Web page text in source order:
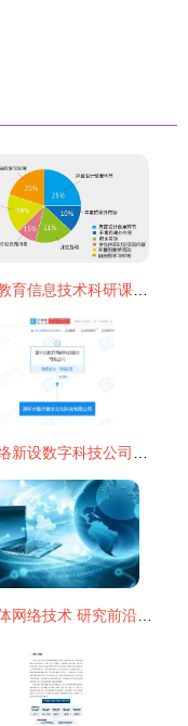
四川省教育信息技术科研课题网 网络技术研究与应用探索
酷开网络新设数字科技公司，加码数字与网络技术研发
数字媒体网络技术 研究前沿与未来展望